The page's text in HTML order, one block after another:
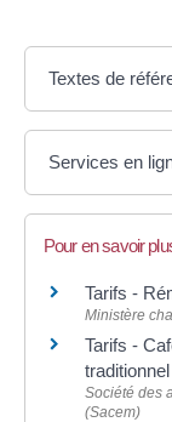
Textes de
Services en
Pour en savoir
Tarifs -
Ministère
Tarifs -
traditionnel
Société des
(Sacem)